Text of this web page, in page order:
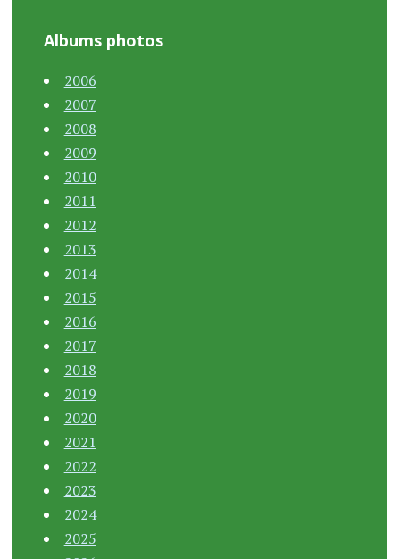
Albums photos
2006
2007
2008
2009
2010
2011
2012
2013
2014
2015
2016
2017
2018
2019
2020
2021
2022
2023
2024
2025